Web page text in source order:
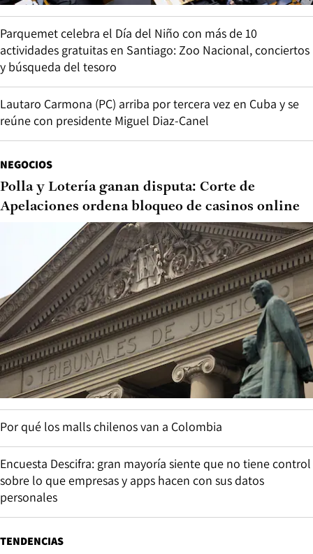
Parquemet celebra el Día del Niño con más de 10
actividades gratuitas en Santiago: Zoo Nacional, conciertos
y búsqueda del tesoro
Lautaro Carmona (PC) arriba por tercera vez en Cuba y se
reúne con presidente Miguel Diaz-Canel
NEGOCIOS
Polla y Lotería ganan disputa: Corte de
Apelaciones ordena bloqueo de casinos online
Por qué los malls chilenos van a Colombia
Encuesta Descifra: gran mayoría siente que no tiene control
sobre lo que empresas y apps hacen con sus datos
personales
TENDENCIAS